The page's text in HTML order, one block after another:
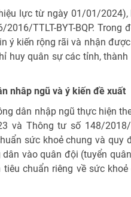
lực từ ngày 01/01/2024),
TTLT-BYT-BQP. Trong
ý kiến rộng rãi và nhận
huy quân sự các tỉnh,
nhâp ngũ và ý kiến đề xuất
dân nhập ngũ thực hiện
và Thông tư số 148/
sức khoẻ chung và quy
vào quân đội (tuyển
chuẩn riêng về sức